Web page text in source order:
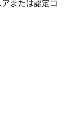
または認定コ